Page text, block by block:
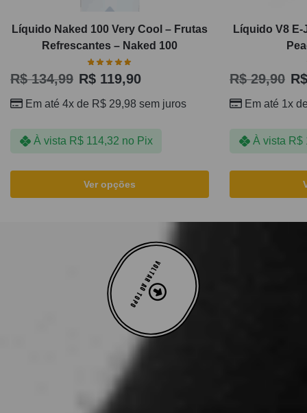
Líquido Naked 100 Very Cool – Frutas
Refrescantes – Naked 100
R$134,99 R$ 119,90
Em até 4x de R$ 29,98 sem juros
À vista R$114,32 no Pix
Ver opções
Líquido V8
R$29,90 R$
Em até 1x
À vista R$
VOLTAR AO TOPO